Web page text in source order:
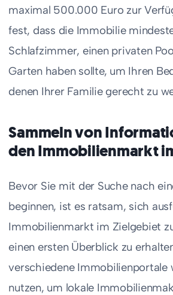
maximal 500.000 Euro zur
fest, dass die Immobilie
Schlafzimmer, einen privaten
Garten haben sollte, um Ihren
denen Ihrer Familie gerecht zu
Sammeln von
den Immobilienmarkt
Bevor Sie mit der Suche nach
beginnen, ist es ratsam, sich
Immobilienmarkt im Zielgebiet
einen ersten Überblick zu
verschiedene Immobilienportale
nutzen, um lokale